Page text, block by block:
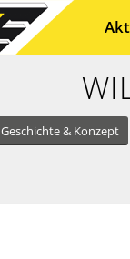
Geschichte & Konzept